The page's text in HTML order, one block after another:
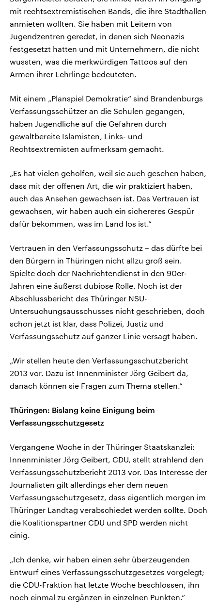
mit rechtsextremistischen Bands, die ihre Stadthallen
anmieten wollten. Sie haben mit Leitern von
Jugendzentren geredet, in denen sich Neonazis
festgesetzt hatten und mit Unternehmern, die nicht
wussten, was die merkwürdigen Tattoos auf den
Armen ihrer Lehrlinge bedeuteten.
Mit einem „Planspiel Demokratie“ sind Brandenburgs
Verfassungsschützer an die Schulen gegangen,
haben Jugendliche auf die Gefahren durch
gewaltbereite Islamisten, Links- und
Rechtsextremisten aufmerksam gemacht.
„Es hat vielen geholfen, weil sie auch gesehen haben,
dass mit der offenen Art, die wir praktiziert haben,
auch das Ansehen gewachsen ist. Das Vertrauen ist
gewachsen, wir haben auch ein sichereres Gespür
dafür bekommen, was im Land los ist.“
Vertrauen in den Verfassungsschutz – das dürfte bei
den Bürgern in Thüringen nicht allzu groß sein.
Spielte doch der Nachrichtendienst in den 90er-
Jahren eine äußerst dubiose Rolle. Noch ist der
Abschlussbericht des Thüringer NSU-
Untersuchungsausschusses nicht geschrieben, doch
schon jetzt ist klar, dass Polizei, Justiz und
Verfassungsschutz auf ganzer Linie versagt haben.
„Wir stellen heute den Verfassungsschutzbericht
2013 vor. Dazu ist Innenminister Jörg Geibert da,
danach können sie Fragen zum Thema stellen.“
Thüringen: Bislang keine Einigung beim
Verfassungsschutzgesetz
Vergangene Woche in der Thüringer Staatskanzlei:
Innenminister Jörg Geibert, CDU, stellt strahlend den
Verfassungsschutzbericht 2013 vor. Das Interesse der
Journalisten gilt allerdings eher dem neuen
Verfassungsschutzgesetz, dass eigentlich morgen im
Thüringer Landtag verabschiedet werden sollte. Doch
die Koalitionspartner CDU und SPD werden nicht
einig.
„Ich denke, wir haben einen sehr überzeugenden
Entwurf eines Verfassungsschutzgesetzes vorgelegt;
die CDU-Fraktion hat letzte Woche beschlossen, ihn
noch einmal zu ergänzen in einzelnen Punkten.“